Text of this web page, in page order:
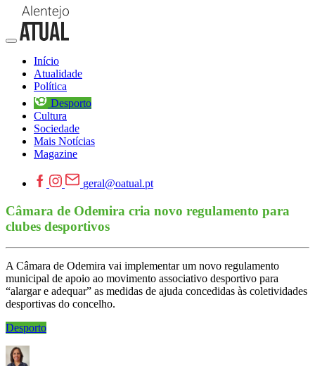
Início
Atualidade
Política
Desporto
Cultura
Sociedade
Mais Notícias
Magazine
geral@oatual.pt
Câmara de Odemira cria novo regulamento para
clubes desportivos
A Câmara de Odemira vai implementar um novo regulamento
municipal de apoio ao movimento associativo desportivo para
“alargar e adequar” as medidas de ajuda concedidas às coletividades
desportivas do concelho.
Desporto